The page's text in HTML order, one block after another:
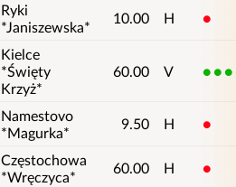
Ryki
*Janiszewska*
10.00 H 1
Kielce
*Święty
Krzyż*
60.00 V 5
Namestovo
*Magurka*
9.50 H 1
Częstochowa
*Wręczyca*
60.00 H 1